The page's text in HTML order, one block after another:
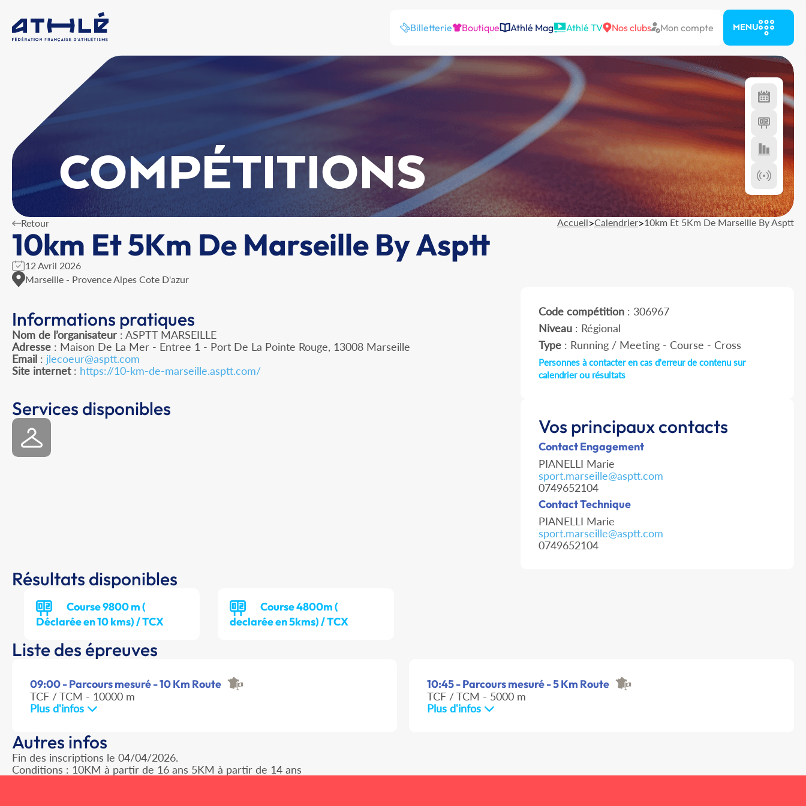
Billetterie Boutique Athlé Mag Athlé TV Nos clubs Mon compte MENU
COMPÉTITIONS
Retour Accueil>Calendrier>10km Et 5Km De Marseille By Asptt
10km Et 5Km De Marseille By Asptt
12 Avril 2026
Marseille - Provence Alpes Cote D'azur
Informations pratiques
Nom de l’organisateur : ASPTT MARSEILLE
Adresse : Maison De La Mer - Entree 1 - Port De La Pointe Rouge, 13008 Marseille
Email : jlecoeur@asptt.com
Site internet: https://10-km-de-marseille.asptt.com/
Code compétition: 306967
Niveau: Régional
Type: Running / Meeting - Course - Cross
Personnes à contacter en cas d'erreur de contenu sur
calendrier ou résultats
Services disponibles
Vos principaux contacts
Contact Engagement
PIANELLI Marie
sport.marseille@asptt.com
0749652104
Contact Technique
PIANELLI Marie
sport.marseille@asptt.com
0749652104
Résultats disponibles
Course 9800 m (
Déclarée en 10 kms) / TCX
Course 4800m (
declarée en 5kms) / TCX
Liste des épreuves
09:00 - Parcours mesuré - 10 Km Route
TCF / TCM - 10000 m
Plus d'infos
10:45 - Parcours mesuré - 5 Km Route
TCF / TCM - 5000 m
Plus d'infos
Autres infos
Fin des inscriptions le 04/04/2026.
Conditions : 10KM à partir de 16 ans 5KM à partir de 14 ans